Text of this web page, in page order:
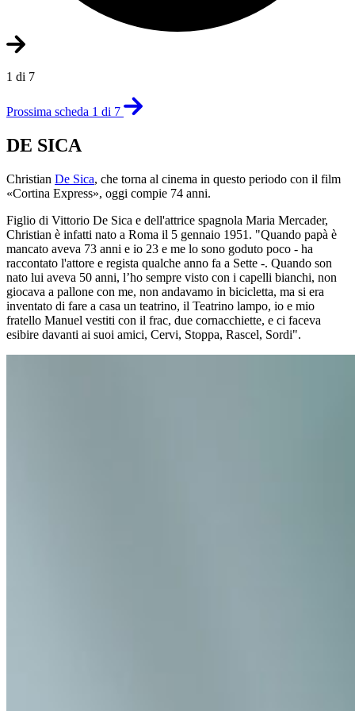
1 di 7
Prossima scheda 1 di 7
DE SICA
Christian De Sica, che torna al cinema in questo periodo con il film
«Cortina Express», oggi compie 74 anni.
Figlio di Vittorio De Sica e dell'attrice spagnola Maria Mercader,
Christian è infatti nato a Roma il 5 gennaio 1951. "Quando papà è
mancato aveva 73 anni e io 23 e me lo sono goduto poco - ha
raccontato l'attore e regista qualche anno fa a Sette -. Quando son
nato lui aveva 50 anni, l’ho sempre visto con i capelli bianchi, non
giocava a pallone con me, non andavamo in bicicletta, ma si era
inventato di fare a casa un teatrino, il Teatrino lampo, io e mio
fratello Manuel vestiti con il frac, due cornacchiette, e ci faceva
esibire davanti ai suoi amici, Cervi, Stoppa, Rascel, Sordi".